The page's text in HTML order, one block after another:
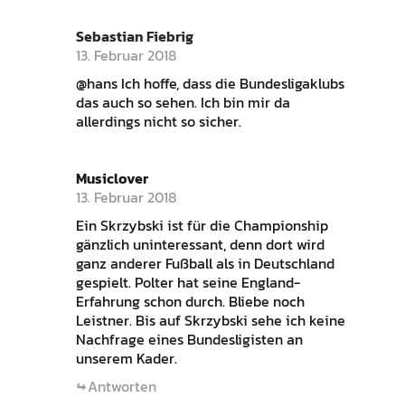
Sebastian Fiebrig
13. Februar 2018
@hans Ich hoffe, dass die Bundesligaklubs
das auch so sehen. Ich bin mir da
allerdings nicht so sicher.
Musiclover
13. Februar 2018
Ein Skrzybski ist für die Championship
gänzlich uninteressant, denn dort wird
ganz anderer Fußball als in Deutschland
gespielt. Polter hat seine England-
Erfahrung schon durch. Bliebe noch
Leistner. Bis auf Skrzybski sehe ich keine
Nachfrage eines Bundesligisten an
unserem Kader.
Antworten